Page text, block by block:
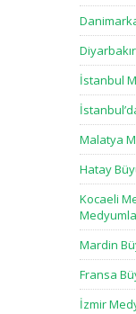
İstanbul
Malatya
Hatay
Kocaeli
Mardin
Fransa
İzmir